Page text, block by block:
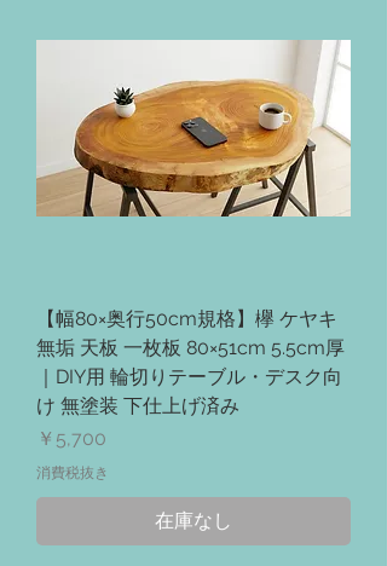
【幅80×奥行50cm規格】欅 ケヤキ
無垢 天板 一枚板 80×51cm 5.5cm厚
｜DIY用 輪切りテーブル・デスク向
け 無塗装 下仕上げ済み
価格
￥5,700
消費税抜き
在庫なし